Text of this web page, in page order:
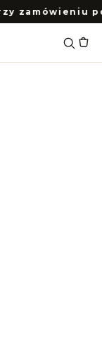
zamówieniu